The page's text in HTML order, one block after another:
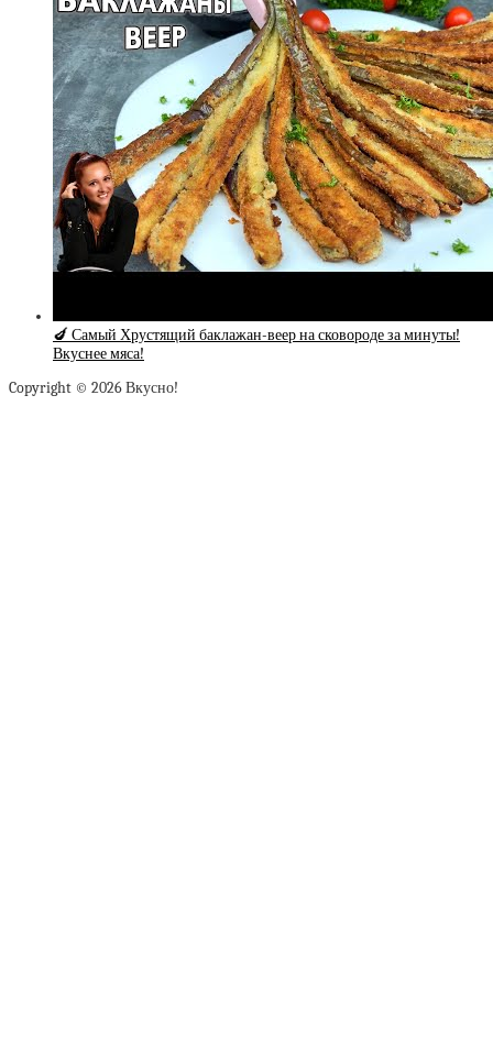
🍆 Самый Хрустящий баклажан-веер на сковороде за минуты!
Вкуснее мяса!
Copyright © 2026 Вкусно!